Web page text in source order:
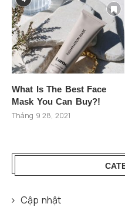
What Is The Best Face
Mask You Can Buy?!
Tháng 9 28, 2021
Cập nhật